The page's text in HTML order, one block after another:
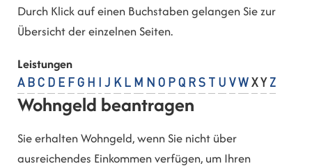
Durch Klick auf einen Buchstaben gelangen Sie zur
Übersicht der einzelnen Seiten.
Leistungen
A B C D E F G H J K L M N O P Q R S U V W X Y Z
Wohngeld beantragen
Sie erhalten Wohngeld, wenn Sie nicht über
ausreichendes Einkommen verfügen, um Ihren